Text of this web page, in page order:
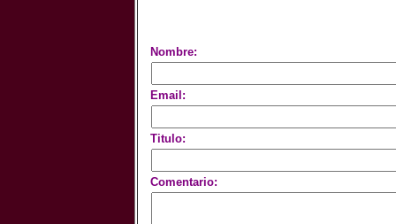
Nombre:
Email:
Titulo:
Comentario: